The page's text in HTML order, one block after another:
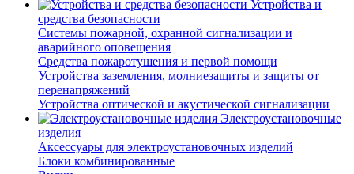
Устройства и
средства безопасности
Системы пожарной, охранной сигнализации и
аварийного оповещения
Средства пожаротушения и первой помощи
Устройства заземления, молниезащиты и защиты от
перенапряжений
Устройства оптической и акустической сигнализации
Электроустановочные
изделия
Аксессуары для электроустановочных изделий
Блоки комбинированные